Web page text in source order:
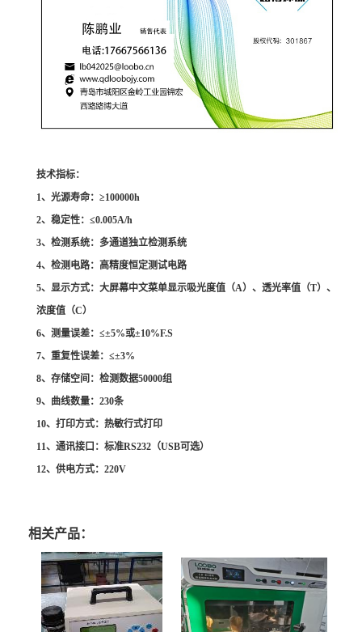
技术指标：
1、光源寿命： ≥100000h
2、稳定性： ≤0.005A/h
3、检测系统：多通道独立检测系统
4、检测电路：高精度恒定测试电路
5、显示方式：大屏幕中文菜单显示吸光度值（A）、透光率值（T）、
浓度值（C）
6、测量误差： ≤±5%或±10%F.S
7、重复性误差： ≤±3%
8、存储空间：检测数据50000组
9、曲线数量： 230条
10、打印方式：热敏行式打印
11、 通讯接口：标准RS232 （USB可选）
12、供电方式： 220V
相关产品：